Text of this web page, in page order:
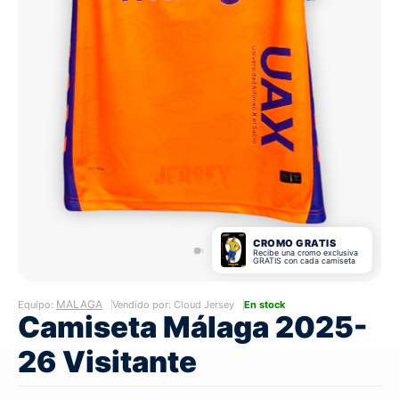
CROMO GRATIS
Recibe una cromo exclusiva
GRATIS con cada camiseta
Equipo: MALAGA Vendido por: Cloud Jersey En stock
Camiseta Málaga 2025-
26 Visitante